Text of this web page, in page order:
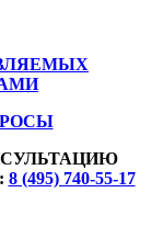
8 (495) 740-55-17